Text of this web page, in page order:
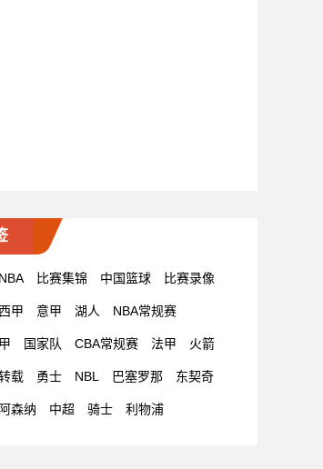
NBA 比赛集锦 中国篮球 比赛录像
甲 意甲 湖人 NBA常规赛
国家队 CBA常规赛 法甲 火箭
载 勇士 NBL 巴塞罗那 东契奇
阿森纳 中超 骑士 利物浦